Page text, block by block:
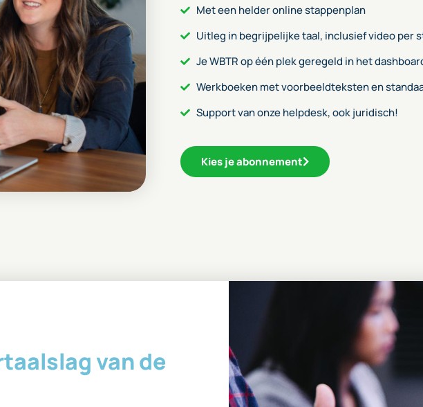
Met een helder online stappenplan
Uitleg in begrijpelijke taal, inclusief video per
Je WBTR op één plek geregeld in het
Werkboeken met voorbeeldteksten en
Support van onze helpdesk, ook juridisch!
Kies je abonnement
van de